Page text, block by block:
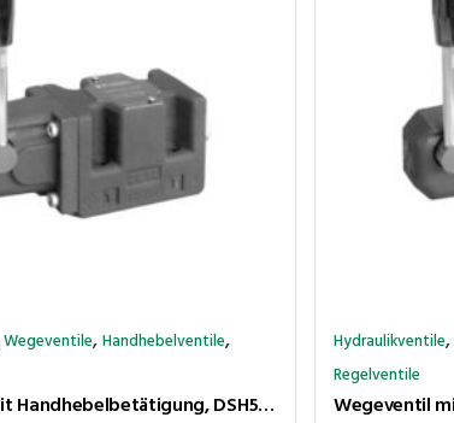
Wegeventile,Handhebelventile,
Wegeventil mit Handhebelbetätigung, DSH5-SAK2/11N (NG10 / CETOP 5)
Hydraulikventile,
Regelventile